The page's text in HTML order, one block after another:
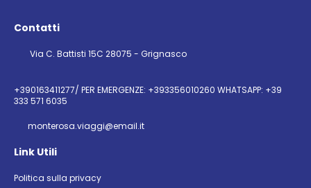
Contatti
Via C. Battisti 15C 28075 - Grignasco
+390163411277/ PER EMERGENZE: +393356010260 WHATSAPP: +39
333 571 6035
monterosa.viaggi@email.it
Link Utili
Politica sulla privacy